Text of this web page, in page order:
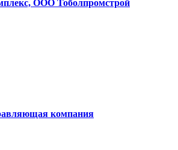
ООО Тоболпромстрой
компания